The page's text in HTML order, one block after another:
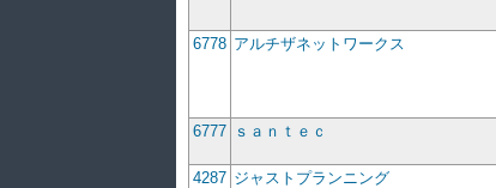
6778 アルチザネットワークス
6777 ｓａｎｔｅｃ
4287 ジャストプランニング